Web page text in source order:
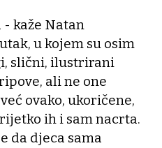
- kaže Natan
u kojem su osim
slični, ilustrirani
ali ne one
ovako, ukoričene,
ih i sam nacrta.
da djeca sama